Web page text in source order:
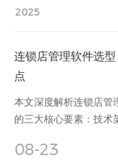
2025
连锁店管理软件选
点
本文深度解析连锁店管
的三大核心要素：技术
营效率与市场竞争力。
08-23